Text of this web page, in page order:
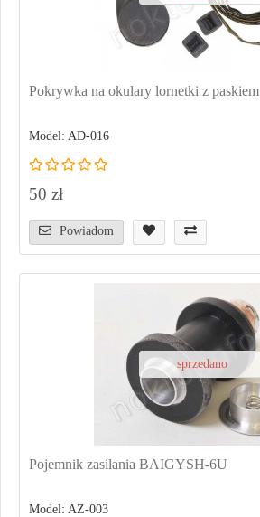
Pokrywka na okulary lornetki z paskiem
Model: AD-016
50 zł
Powiadom
sprzedano
Pojemnik zasilania BAIGYSH-6U
Model: AZ-003